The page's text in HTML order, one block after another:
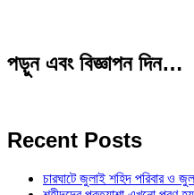
পড়ুন এবং বিজ্ঞাপন দিন…
Recent Posts
চারঘাটে জুলাই শহিদ পরিবার ও